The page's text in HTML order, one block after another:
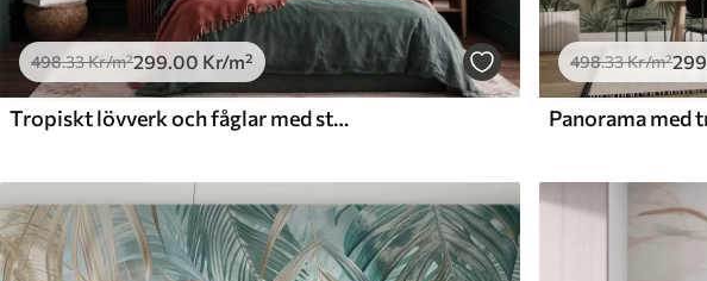
498.33Kr/m²299.00 Kr/m²
Tropiskt lövverk och fåglar med stora näbbar på mörk bakgrund
498.33Kr/m²299